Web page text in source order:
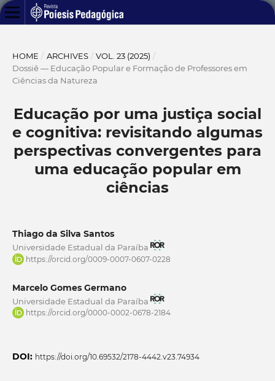
HOME / ARCHIVES / VOL. 23 (2025) /
Dossiê — Educação Popular e Formação de Professores em
Ciências da Natureza
Educação por uma justiça social
e cognitiva: revisitando algumas
perspectivas convergentes para
uma educação popular em
ciências
Thiago da Silva Santos
Universidade Estadual da Paraíba
https://orcid.org/0009-0007-0607-0228
Marcelo Gomes Germano
Universidade Estadual da Paraíba
https://orcid.org/0000-0002-0678-2184
DOI: https://doi.org/10.69532/2178-4442.v23.74934